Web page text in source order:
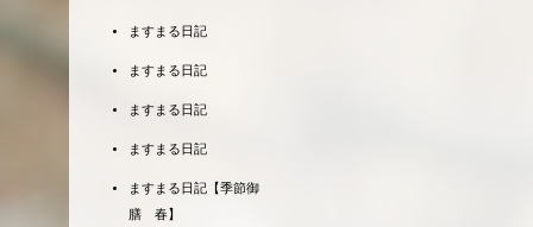
ますまる日記
ますまる日記
ますまる日記
ますまる日記
ますまる日記【季節御
膳 春】